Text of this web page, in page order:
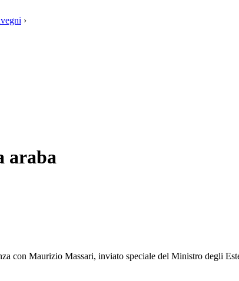
›
araba
con Maurizio Massari, inviato speciale del Ministro degli